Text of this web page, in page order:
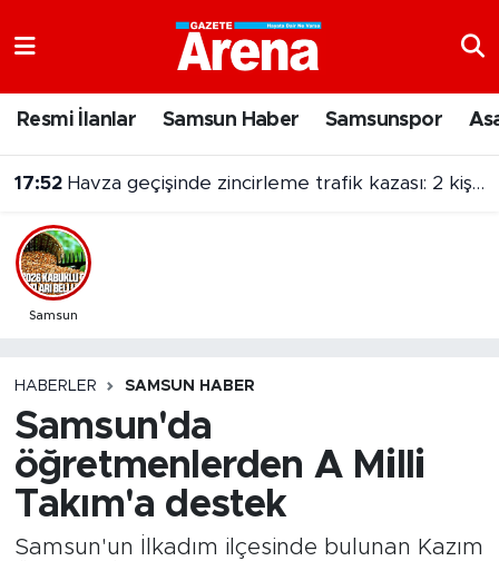
Resmi İlanlar Samsun Haber Samsunspor
17:52 Havza geçişinde zincirleme trafik kazası: 2 kişi yaralandı
Samsun
HABERLER SAMSUN HABER
Samsun'da
öğretmenlerden A Milli
Takım'a destek
Samsun'un İlkadım ilçesinde bulunan Kazım
Samsun Namaz Vakitleri
Trafik Durumu
Süper Lig Puan Durumu ve Fikstür
Son Dakika Haberleri
Haber Arşivi